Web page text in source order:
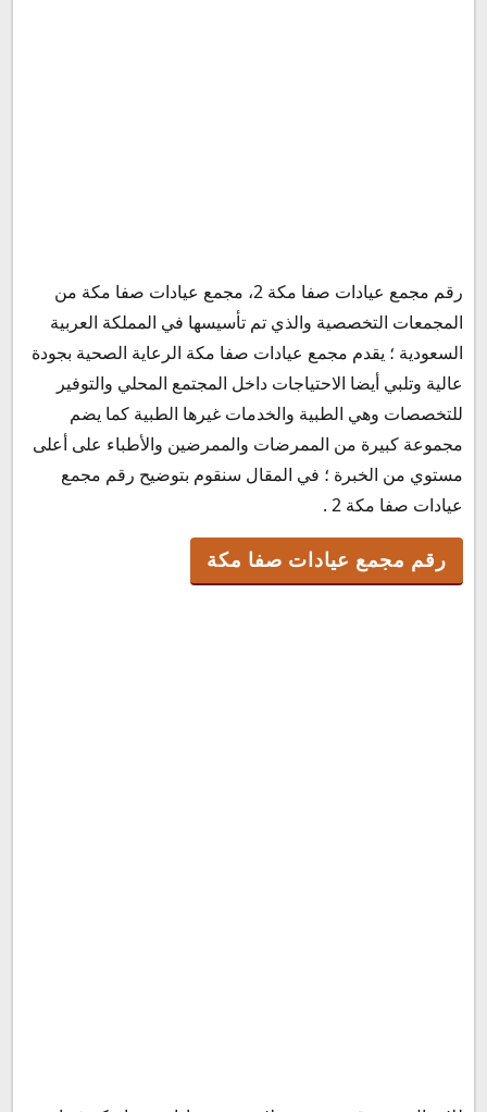
رقم مجمع عيادات صفا مكة الخط الساخن
مواعيد عمل مجمع عيادات صفا مكة
رقم الواتس اب مجمع عيادات صفا مكة
رقم مجمع عيادات صفا مكة 2، مجمع عيادات صفا مكة من
المجمعات التخصصية والذي تم تأسيسها في المملكة العربية
السعودية ؛ يقدم مجمع عيادات صفا مكة الرعاية الصحية بجودة
عالية وتلبي أيضا الاحتياجات داخل المجتمع المحلي والتوفير
للتخصصات وهي الطبية والخدمات غيرها الطبية كما يضم
مجموعة كبيرة من الممرضات والممرضين والأطباء على أعلى
مستوي من الخبرة ؛ في المقال سنقوم بتوضيح رقم مجمع
عيادات صفا مكة 2 .
رقم مجمع عيادات صفا مكة